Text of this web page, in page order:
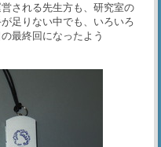
される先生方も、研究室の
足りない中でも、いろいろ
最終回になったよう